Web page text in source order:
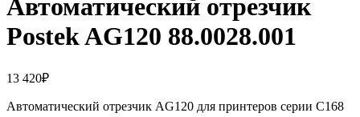
Автоматический отрезчик
Postek AG120 88.0028.001
13 420₽
Автоматический отрезчик AG120 для принтеров серии C168